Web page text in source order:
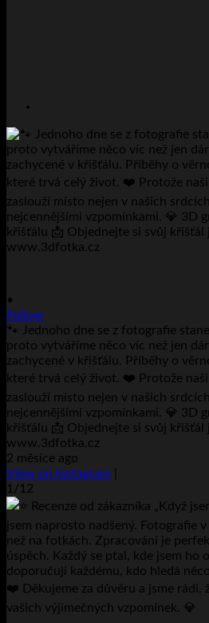
•
Follow
🐾 Jednoho dne se z fotografie
proto vytváříme něco víc než jen
zachycené v křišťálu. Příběhy o
které trvá celý život. ❤️ Protože
zaslouží místo nejen v našich
nejcennějšími vzpomínkami. 💎 3D
křišťálu 📩 Objednejte si svůj křišťál
www.3dfotka.cz
2 měsíce ago
View on Instagram
1/12